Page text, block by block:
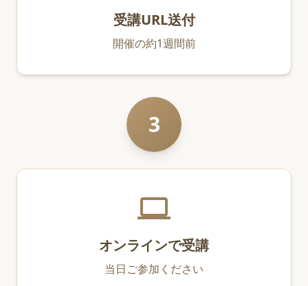
受講URL送付
開催の約1週間前
3
computer
オンラインで受講
当日ご参加ください